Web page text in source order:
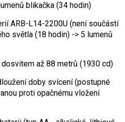
blikačka (34 hodin)
ARB-L14-2200U (není součástí
světla (18 hodin) -> 5 lumenů
až 88 metrů (1930 cd)
doby svícení (postupné
proti opačnému vložení